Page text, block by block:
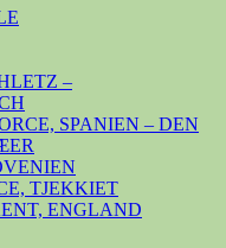
–
SPANIEN – DEN
TJEKKIET
ENGLAND